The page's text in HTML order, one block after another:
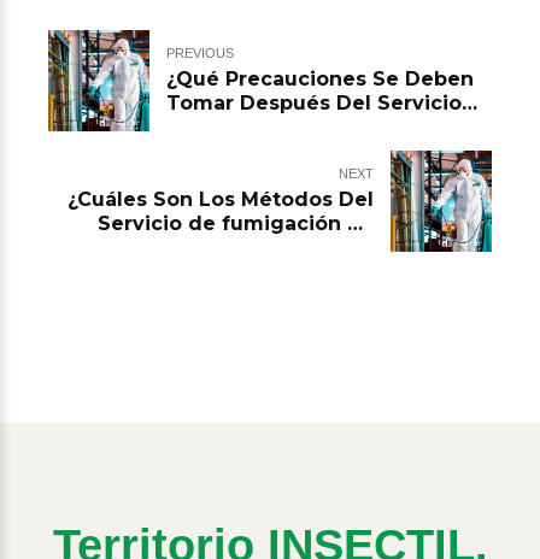
PREVIOUS
¿Qué Precauciones Se Deben
Tomar Después Del Servicio
NEXT
¿Cuáles Son Los Métodos Del
Servicio de fumigación en
Territorio INSECTIL.